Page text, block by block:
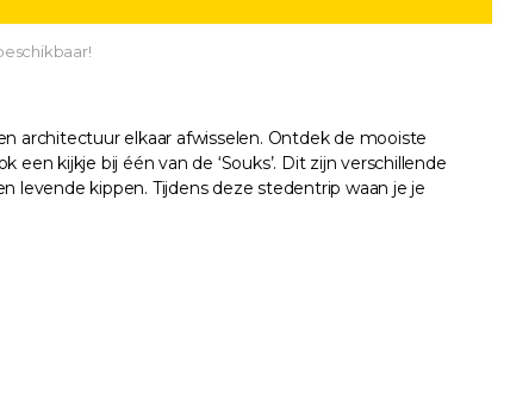
architectuur elkaar afwisselen. Ontdek de mooiste
kijkje bij één van de ‘Souks’. Dit zijn verschillende
levende kippen. Tijdens deze stedentrip waan je je